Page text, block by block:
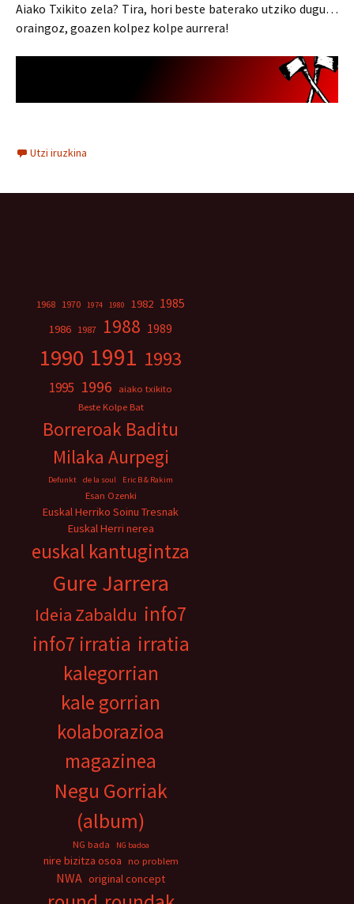
Aiako Txikito zela? Tira, hori beste baterako utziko dugu…
oraingoz, goazen kolpez kolpe aurrera!
Utzi iruzkina
1968 1970 1974 1980 1982 1985
1986 1987 1988 1989
1990 1991 1993
1995 1996
aiako txikito
Beste Kolpe Bat
Borreroak Baditu
Milaka Aurpegi
Defunkt de la soul Eric B & Rakim
Esan Ozenki
Euskal Herriko Soinu Tresnak
Euskal Herri nerea
euskal kantugintza
Gure Jarrera
Ideia Zabaldu info7
info7 irratia irratia
kalegorrian
kale gorrian
kolaborazioa
magazinea
Negu Gorriak
(album)
NG bada NG badoa
nire bizitza osoa no problem
NWA original concept